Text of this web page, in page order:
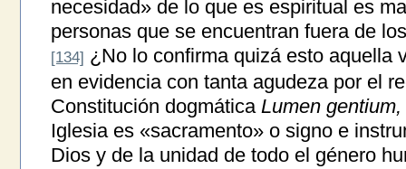
necesidad» de lo que es espiritual es
personas que se encuentran fuera de
[134] ¿No lo confirma quizá esto aquella
en evidencia con tanta agudeza por el
Constitución dogmática Lumen gentium,
Iglesia es «sacramento» o signo e
Dios y de la unidad de todo el género